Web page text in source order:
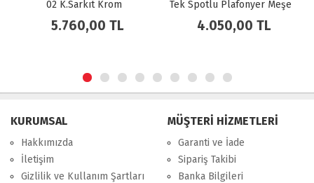
02 K.Sarkıt Krom
5.760,00 TL
Tek Spotlu Plafonyer Meşe
4.050,00 TL
KURUMSAL
Hakkımızda
İletişim
Gizlilik ve Kullanım Şartları
MÜŞTERİ HİZMETLERİ
Garanti ve İade
Sipariş Takibi
Banka Bilgileri